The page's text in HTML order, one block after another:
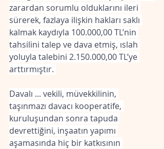
zarardan sorumlu olduklarını ileri
sürerek, fazlaya ilişkin hakları saklı
kalmak kaydıyla 100.000,00 TL’nin
tahsilini talep ve dava etmiş, ıslah
yoluyla talebini 2.150.000,00 TL’ye
arttırmıştır.
Davalı ... vekili, müvekkilinin,
taşınmazı davacı kooperatife,
kuruluşundan sonra tapuda
devrettiğini, inşaatın yapımı
aşamasında hiç bir katkısının